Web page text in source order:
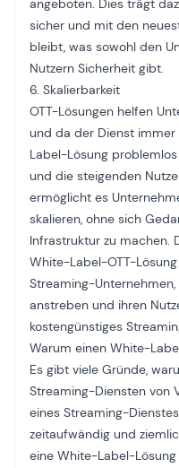
angeboten. Dies trägt
sicher und mit den
bleibt, was sowohl den
Nutzern Sicherheit gibt.
6. Skalierbarkeit
OTT-Lösungen helfen
und da der Dienst
Label-Lösung
und die steigenden
ermöglicht es
skalieren, ohne sich
Infrastruktur zu machen.
White-Label-OTT-
Streaming-
anstreben und ihren
kostengünstiges
Warum einen White-
Es gibt viele Gründe,
Streaming-Diensten von
eines Streaming-
zeitaufwändig und
eine White-Label-Lösung